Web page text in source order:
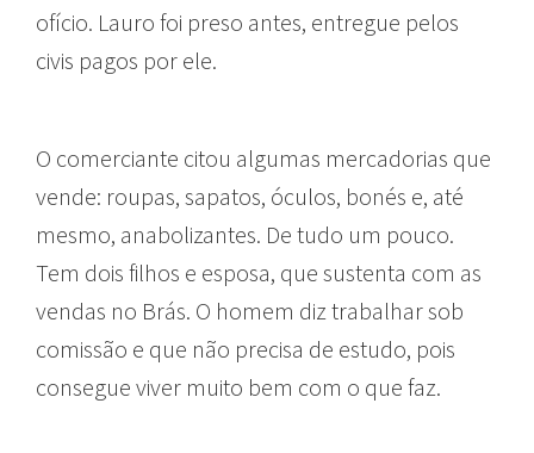
ofício. Lauro foi preso antes, entregue pelos
civis pagos por ele.
O comerciante citou algumas mercadorias que
vende: roupas, sapatos, óculos, bonés e, até
mesmo, anabolizantes. De tudo um pouco.
Tem dois filhos e esposa, que sustenta com as
vendas no Brás. O homem diz trabalhar sob
comissão e que não precisa de estudo, pois
consegue viver muito bem com o que faz.